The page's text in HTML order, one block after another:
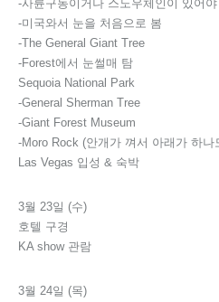
-사륜구동이거나 스노우체인이 있어
-미국와서 눈을 처음으로 봄
-The General Giant Tree
-Forest에서 눈썰매 탐
Sequoia National Park
-General Sherman Tree
-Giant Forest Museum
-Moro Rock (안개가 껴서 아래가 하
Las Vegas 입성 & 숙박
3월 23일 (수)
호텔 구경
KA show 관람
3월 24일 (목)